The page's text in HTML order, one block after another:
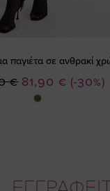
παγιέτα σε ανθρακί
(-30%)
Ειδική
Τιμή
81,90 €
€